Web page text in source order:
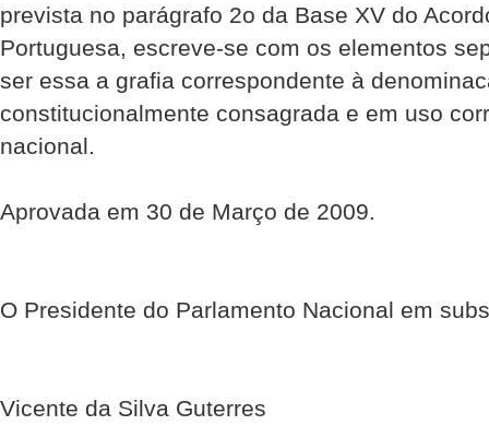
prevista no parágrafo 2o da Base XV do
Portuguesa, escreve-se com os elementos
ser essa a grafia correspondente à
constitucionalmente consagrada e em uso
nacional.
Aprovada em 30 de Março de 2009.
O Presidente do Parlamento Nacional em
Vicente da Silva Guterres